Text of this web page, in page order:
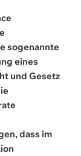
sogenannte
eines
und Gesetz
dass im